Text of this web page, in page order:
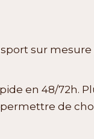
sur
en 48/72h.
de